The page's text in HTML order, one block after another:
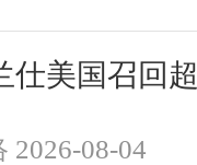
仕美国召回
2026-08-04